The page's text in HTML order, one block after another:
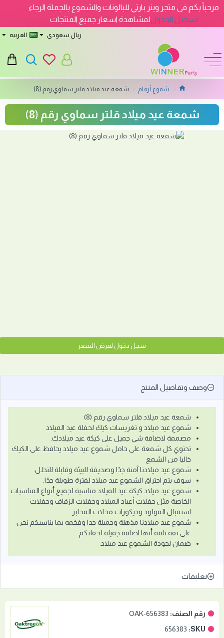
مرحباً بكم فى متجر وينر بارتي للبالونات والشموع بالجملة الرجاء
تسجيل الدخوللمشاهدة اسعار جميع المنتجات
ريال سعودى العربيه
شموع أرقام شمعة عيد ميلاد قلتر سماوي رقم (8)
شمعة عيد ميلاد قلتر سماوي رقم (8)
رقم الصنف: OAK-656383
SKU:
656383
سجل دخول لعرض السعر
وصف وتفاصيل المنتج
شمعة عيد ميلاد قلتر سماوي رقم (8)
شموع عيد ميلاد و تغريسات كيك لحفلة عيد الميلاد
مصممة لاضافة شي جميل على كيكة عيد ميلادك.
تحتوي كل شمعة على حامل شموع عيد ميلاد يحافظ على الكيك
خاليا من الشمع
شموع عيد ميلادنا آمنة جدًا وصديقة للبيئة وقابلة للتحلل.
سوف يتم احتراق الشموع عيد ميلاد لفترة طويلة جدًا.
شموع عيد ميلاد كيكة عيد الميلاد مناسبة لجميع أنواع المناسبات
الخاصة مثل حفلات أعياد الميلاد وحفلات الزفاف وحفلات
استقبال المولود وديكورات محلات المخابز
شموع عيد ميلادنا مذهلة وجميلة جدا وفخمه بما يناسبكم نحن
على ثقة تامة أنها اضافة جميلة لحفلتكم.
ضمان لجودة الشموع عيد ميلاد.
تعليقات